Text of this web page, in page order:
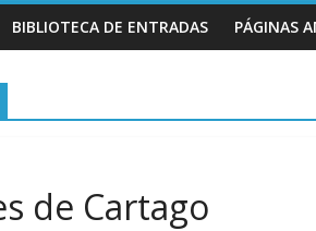
BIBLIOTECA DE ENTRADAS PÁGINAS
de Cartago